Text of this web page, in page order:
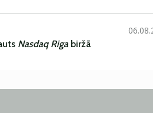
Nasdaq Riga biržā